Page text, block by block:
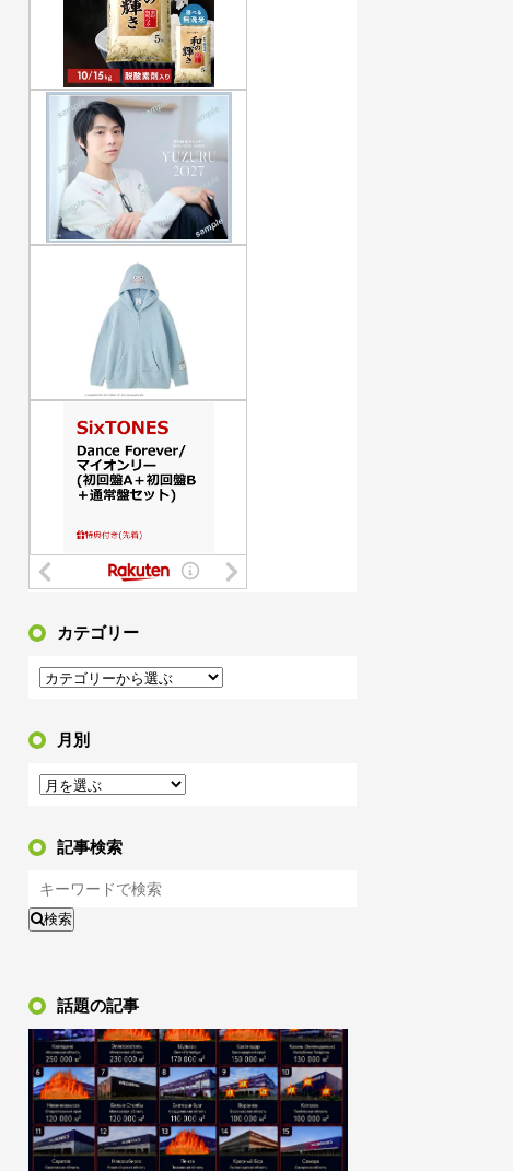
ウより圧倒的に強いですｗｗｗｗ」←こいつが不人気な理由
ッ」と言われたお父さん、グレるｗｗｗｗｗｗｗ
生 wwwwwwwwwwwwwwwwwwwwwwwwwwwwwwwwwwww
てハメ撮り770本撮ったイケメン逮捕wwwwwwwwwwwwwww
してウ●カスまで晒されるｗｗｗｗｗ
ww9月末に人権を失う模様wwwww
だけでくつろいでしまうｗｗｗwｗｗｗｗｗｗｗｗ❤
衛生管理終わってた
うに社長が椅子を変えても残る、さらに上司が帰るのを待って戻ってくる始末…そんなある日、出社すると社内が騒然としていて・・・
国道16号でおかしな事故が撮影される。
れてる奴は全員バカです」→30万再生ｗｗｗｗｗｗ
借金もあり、昔は「置き引きに遭った」と来た既視感……記憶力も恥も銀色の球に飲み込まれたパチンコ依存症さん
てる反社、味方から背中を刺される
カテゴリー
月別
記事検索
検索
話題の記事